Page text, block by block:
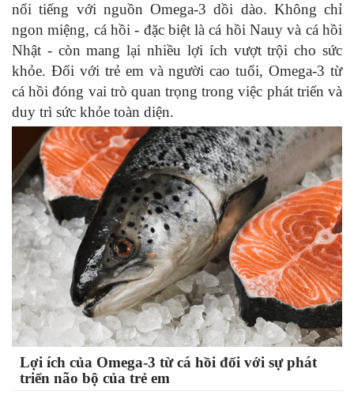
nổi tiếng với nguồn Omega-3 dồi dào. Không chỉ
ngon miệng, cá hồi - đặc biệt là cá hồi Nauy và cá hồi
Nhật - còn mang lại nhiều lợi ích vượt trội cho sức
khỏe. Đối với trẻ em và người cao tuổi, Omega-3 từ
cá hồi đóng vai trò quan trọng trong việc phát triển và
duy trì sức khỏe toàn diện.
Lợi ích của Omega-3 từ cá hồi đối với sự phát
triển não bộ của trẻ em